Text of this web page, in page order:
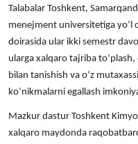
Talabalar Toshkent,
menejment universitetiga yoʻl
doirasida ular ikki semestr
ularga xalqaro tajriba
bilan tanishish va oʻz
koʻnikmalarni egallash
Mazkur dastur Toshkent
xalqaro maydonda